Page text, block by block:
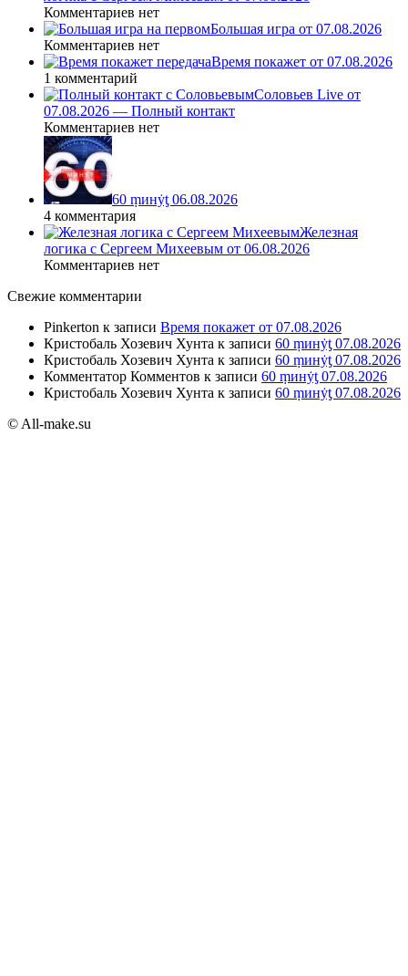
Комментариев нет
Большая игра от 07.08.2026
Комментариев нет
Время покажет от 07.08.2026
1 комментарий
Соловьев Live от
07.08.2026 — Полный контакт
Комментариев нет
60 ṃинẏƫ 06.08.2026
4 комментария
Железная
логика с Сергеем Михеевым от 06.08.2026
Комментариев нет
Свежие комментарии
Pinkerton к записи Время покажет от 07.08.2026
Кристобаль Хозевич Хунта к записи 60 ṃинẏƫ 07.08.2026
Кристобаль Хозевич Хунта к записи 60 ṃинẏƫ 07.08.2026
Комментатор Комментов к записи 60 ṃинẏƫ 07.08.2026
Кристобаль Хозевич Хунта к записи 60 ṃинẏƫ 07.08.2026
© All-make.su